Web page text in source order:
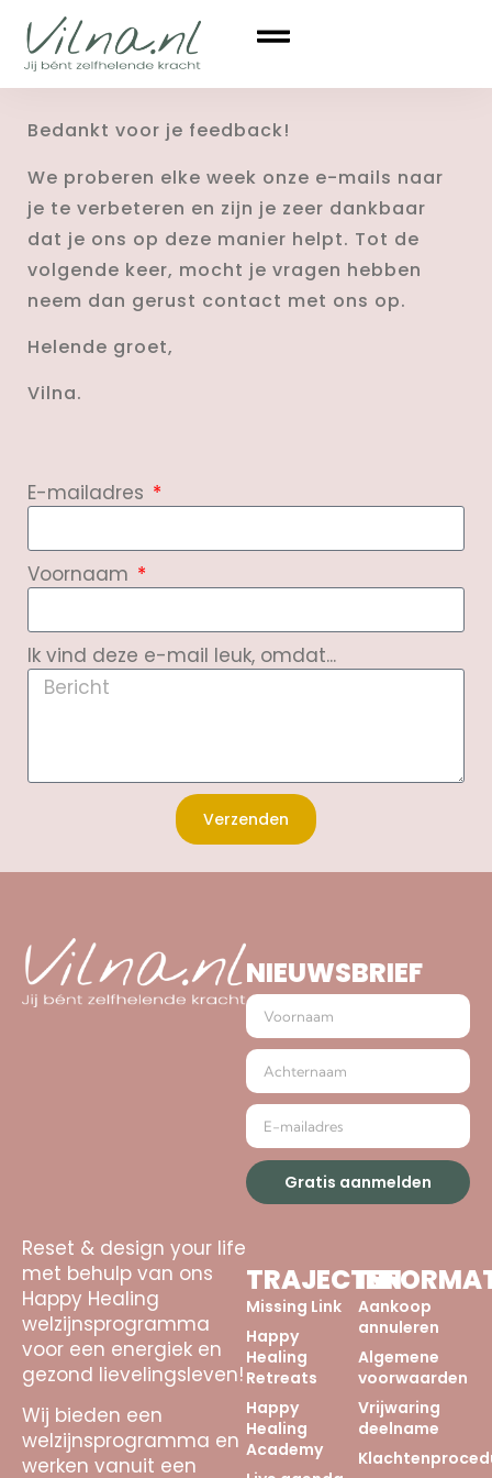
Bedankt voor je feedback!
We proberen elke week onze e-mails naar
je te verbeteren en zijn je zeer dankbaar
dat je ons op deze manier helpt. Tot de
volgende keer, mocht je vragen hebben
neem dan gerust contact met ons op.
Helende groet,
Vilna.
E-mailadres
Voornaam
Ik vind deze e-mail leuk, omdat...
Verzenden
NIEUWSBRIEF
Gratis aanmelden
Reset & design your life
met behulp van ons
Happy Healing
welzijnsprogramma
voor een energiek en
gezond lievelingsleven!
Wij bieden een
welzijnsprogramma en
werken vanuit een
TRAJECTEN
Missing Link
Happy
Healing
Retreats
Happy
Healing
Academy
Aankoop
annuleren
Algemene
voorwaarden
Vrijwaring
deelname